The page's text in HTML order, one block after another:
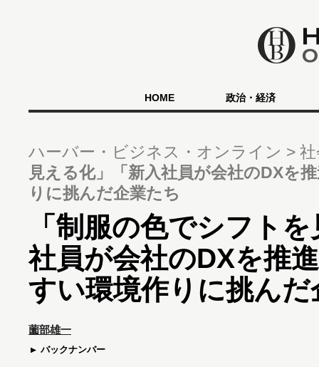
HOME 政治・経済
ハーバー・ビジネス・オンライン
見える化」「新入社員が会社のDXを
りに挑んだ企業たち
「制服の色でシフト
社員が会社のDXを推
すい環境作りに挑んだ
薗部雄一
バックナンバー